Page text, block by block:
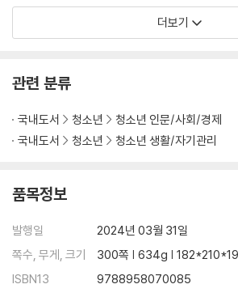
제4장 돈과 잘 사귀는 법
돈의 여섯 가지 기능
돈을 모으려면 어떻게 해야 할까?
돈의 무서움을 알자
사기, 어떻게 대처해야 할까?
세금의 규칙
사회보험 제도의 역할
민영보험의 종류
투자의 기본
더보기
관련 분류
국내도서 청소년
청소년 인문/사회/경제
국내도서
청소년 청소년 생활/자기관리
품목정보
발행일
2024년 03월 31일
쪽수, 무게, 크기
300쪽 | 634g |
ISBN13
9788958070085